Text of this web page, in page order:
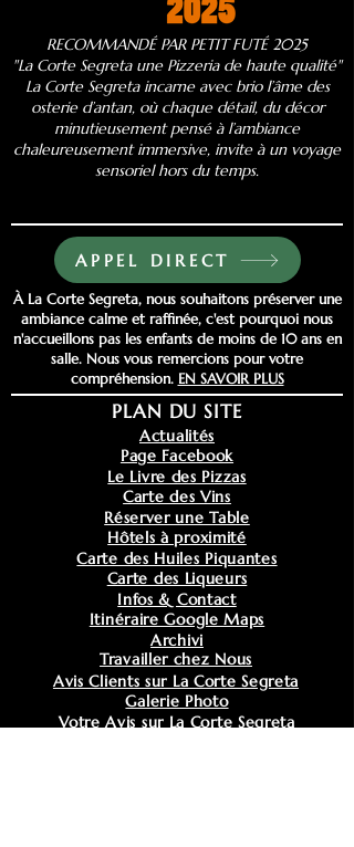
RECOMMANDÉ PAR PETIT FUTÉ 2025
"La Corte Segreta une Pizzeria de haute qualité"
​La Corte Segreta incarne avec brio l’âme des
osterie d’antan, où chaque détail, du décor
minutieusement pensé à l’ambiance
chaleureusement immersive, invite à un voyage
sensoriel hors du temps.
APPEL DIRECT
À La Corte Segreta, nous souhaitons préserver une
ambiance calme et raffinée, c'est pourquoi nous
n'accueillons pas les enfants de moins de 10 ans en
salle. Nous vous remercions pour votre
compréhension. EN SAVOIR PLUS
PLAN DU SITE
Actualités
Page Facebook
Le Livre des Pizzas
Carte des Vins
Réserver une Table
Hôtels à proximité
Carte des Huiles Piquantes
Carte des Liqueurs
Infos & Contact
Itinéraire Google Maps
Archivi
Travailler chez Nous
Avis Clients sur La Corte Segreta
Galerie Photo
Votre Avis sur La Corte Segreta